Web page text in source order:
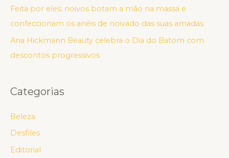
Feita por eles: noivos botam a mão na massa e
confeccionam os anéis de noivado das suas amadas
Ana Hickmann Beauty celebra o Dia do Batom com
descontos progressivos
Categorias
Beleza
Desfiles
Editorial